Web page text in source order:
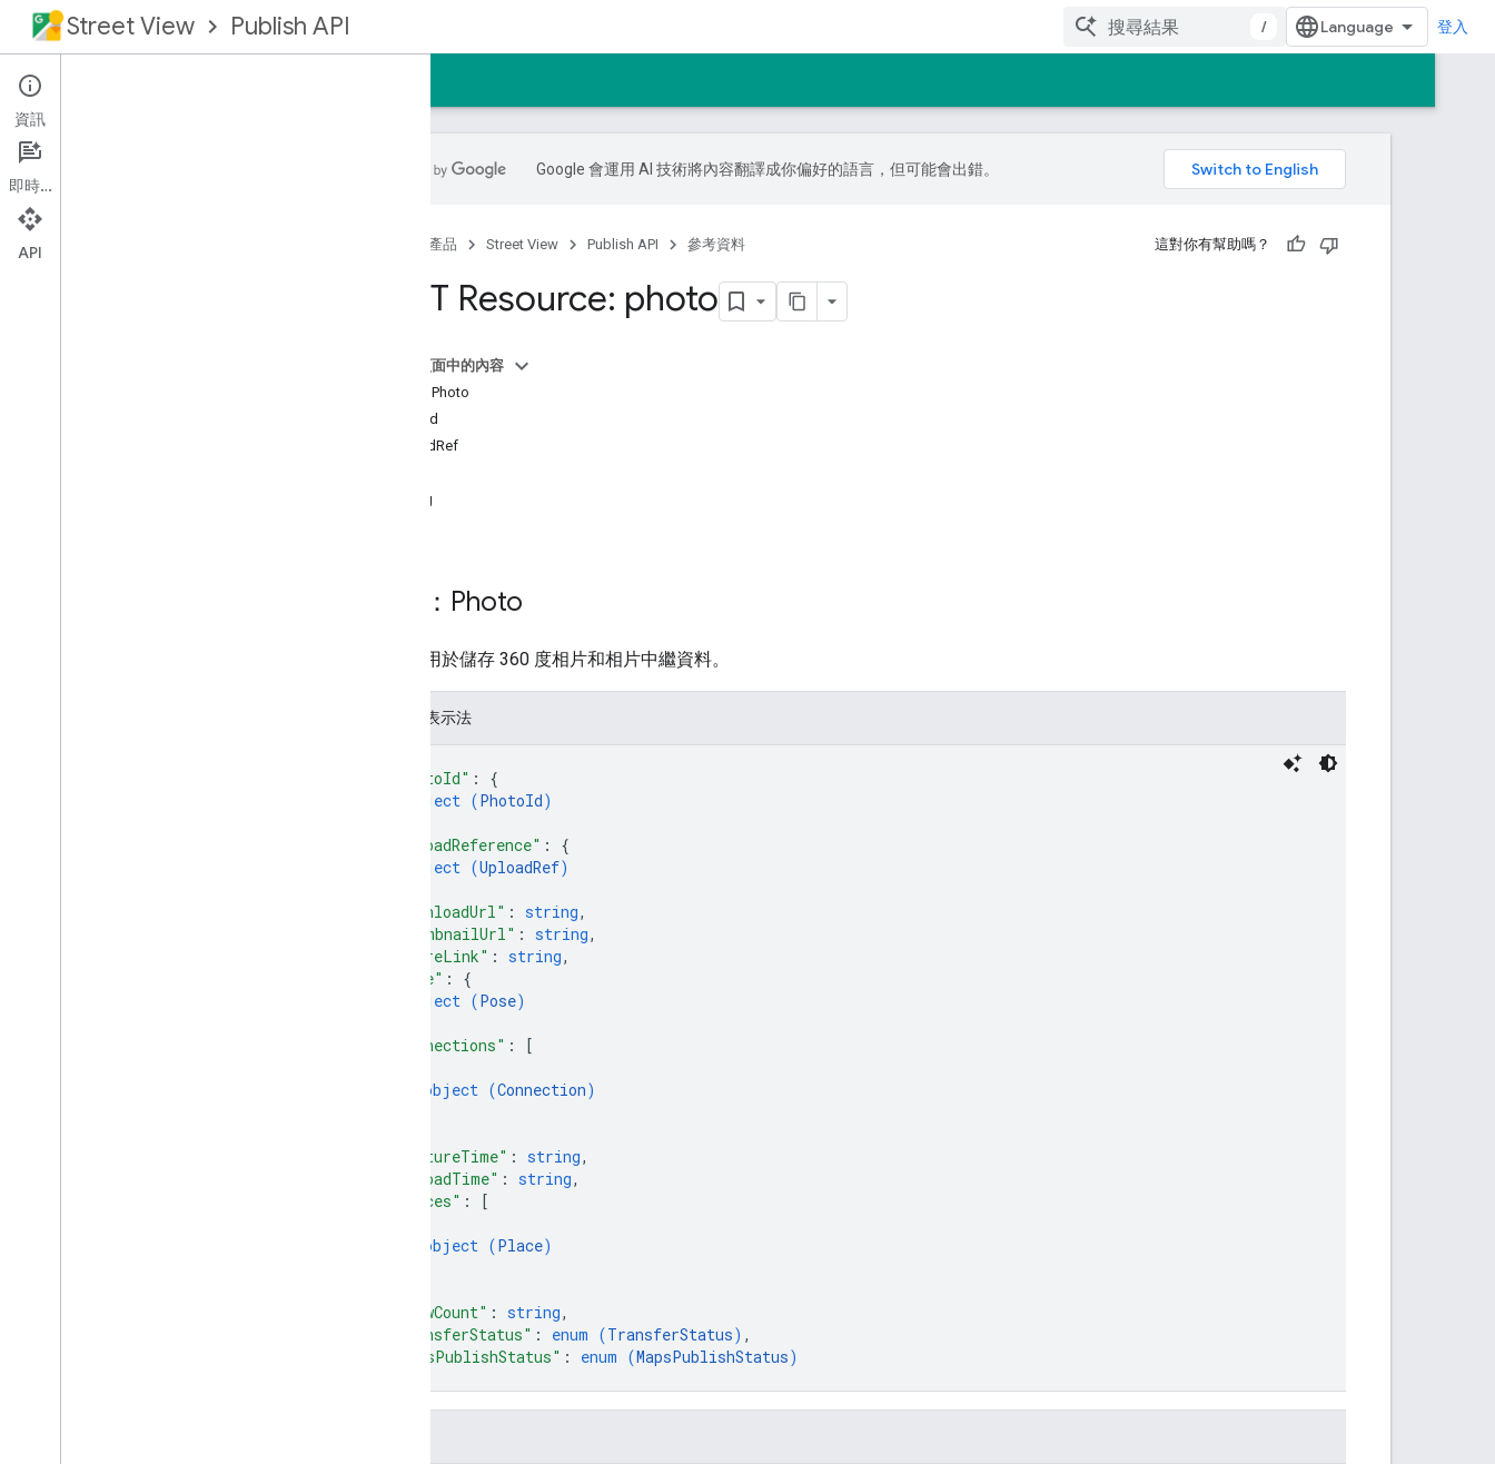
Street View Publish API / 登入
總覽
必備條件
Google 會運用 AI 技術將內容翻譯成你偏好的語言，但可能會出錯。
產品 Street View Publish API 參考資料 這對你有幫助嗎？
REST Resource: photo
這個頁面中的內容
資源：Photo
PhotoId
UploadRef
LatLng
資源：Photo
相片：用於儲存 360 度相片和相片中繼資料。
JSON 表示法
"photoId" : {
object (PhotoId)
"uploadReference" : {
object (UploadRef)
"downloadUrl" : string,
"thumbnailUrl" : string,
"shareLink" : string,
"pose" : {
object (Pose)
"connections" :
[
object (Connection)
"captureTime" : string,
"uploadTime" : string,
"places" :
[
object (Place)
"viewCount" : string,
"transferStatus" : enum (TransferStatus) ,
"mapsPublishStatus" : enum (MapsPublishStatus)
資訊
即時通訊
API